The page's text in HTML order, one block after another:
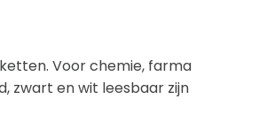
Voor chemie, farma
zwart en wit leesbaar zijn